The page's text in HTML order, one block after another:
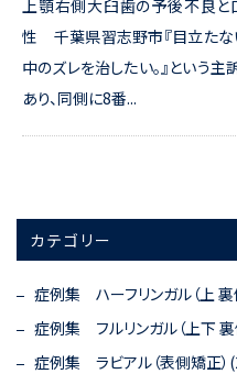
上顎右側大臼歯の予後不良
性 千葉県習志野市『目立たな
中のズレを治したい。』という
あり、同側に8番...
カテゴリー
症例集 ハーフリンガル（上
症例集 フルリンガル（上下 裏
症例集 ラビアル（表側矯正）